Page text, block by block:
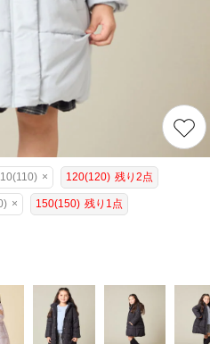
× 120(120) 残り2点
× 150(150) 残り1点